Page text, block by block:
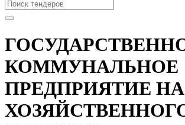
КОММУНАЛЬНОЕ
ПРЕДПРИЯТИЕ